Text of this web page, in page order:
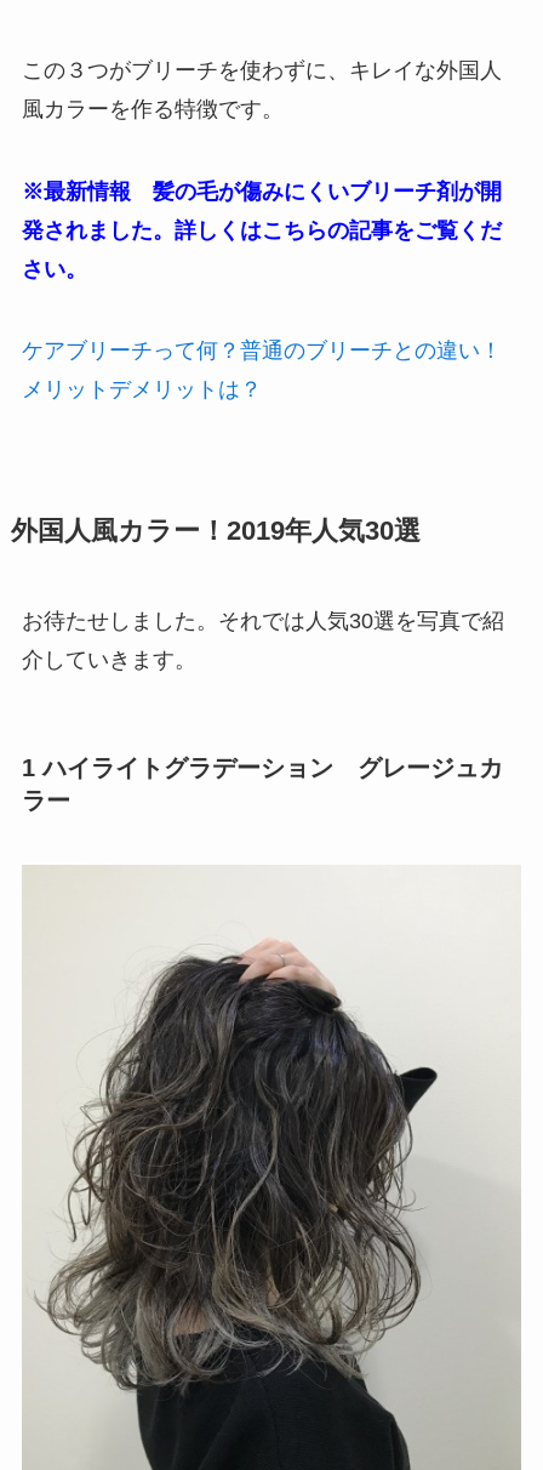
この３つがブリーチを使わずに、キレイな外国人
風カラーを作る特徴です。
※最新情報 髪の毛が傷みにくいブリーチ剤が開
発されました。詳しくはこちらの記事をご覧くだ
さい。
ケアブリーチって何？普通のブリーチとの違い！
メリットデメリットは？
外国人風カラー！2019年人気30選
お待たせしました。それでは人気30選を写真で紹
介していきます。
1 ハイライトグラデーション グレージュカ
ラー